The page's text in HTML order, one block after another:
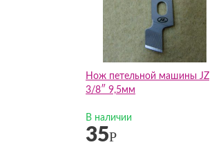
Нож петельной машины JZ
3/8″ 9,5мм
В наличии
35Р